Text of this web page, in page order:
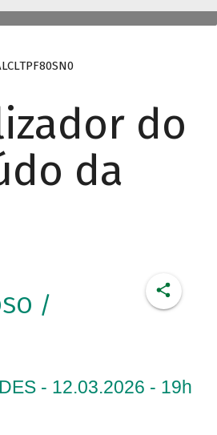
do
da
/
- 12.03.2026 - 19h